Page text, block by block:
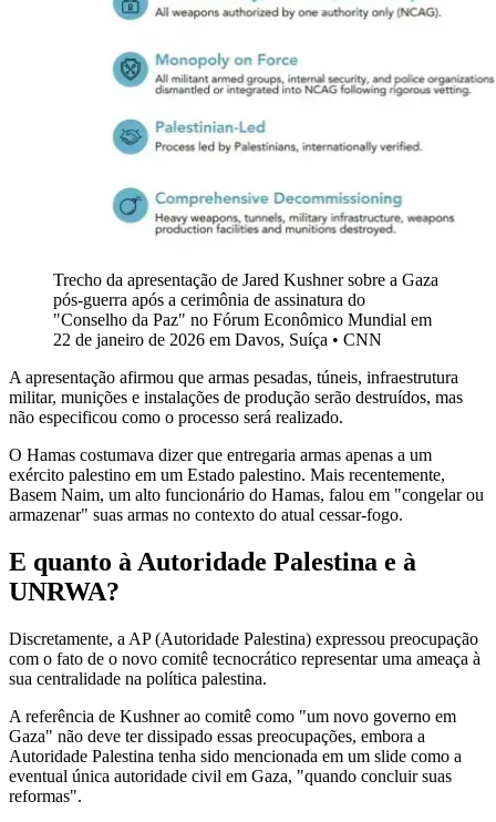
Trecho da apresentação de Jared Kushner sobre a Gaza
pós-guerra após a cerimônia de assinatura do
"Conselho da Paz" no Fórum Econômico Mundial em
22 de janeiro de 2026 em Davos, Suíça • CNN
A apresentação afirmou que armas pesadas, túneis, infraestrutura
militar, munições e instalações de produção serão destruídos, mas
não especificou como o processo será realizado.
O Hamas costumava dizer que entregaria armas apenas a um
exército palestino em um Estado palestino. Mais recentemente,
Basem Naim, um alto funcionário do Hamas, falou em "congelar ou
armazenar" suas armas no contexto do atual cessar-fogo.
E quanto à Autoridade Palestina e à
UNRWA?
Discretamente, a AP (Autoridade Palestina) expressou preocupação
com o fato de o novo comitê tecnocrático representar uma ameaça à
sua centralidade na política palestina.
A referência de Kushner ao comitê como "um novo governo em
Gaza" não deve ter dissipado essas preocupações, embora a
Autoridade Palestina tenha sido mencionada em um slide como a
eventual única autoridade civil em Gaza, "quando concluir suas
reformas".